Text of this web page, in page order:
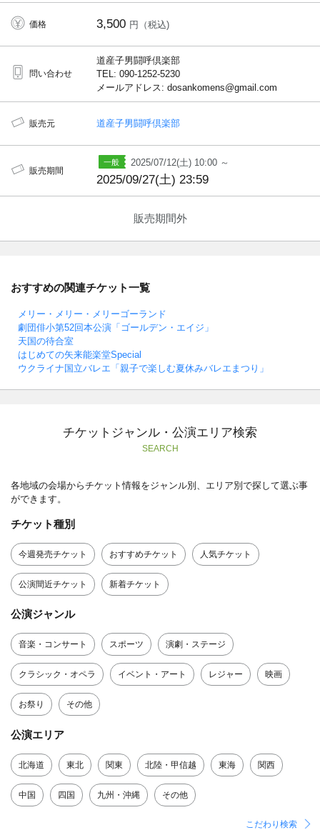
価格 3,500 円（税込)
問い合わせ
道産子男闘呼倶楽部
TEL: 090-1252-5230
メールアドレス: dosankomens@gmail.com
販売元 道産子男闘呼倶楽部
販売期間
2025/07/12(土) 10:00 ～
2025/09/27(土) 23:59
販売期間外
おすすめの関連チケット一覧
メリー・メリー・メリーゴーランド
劇団俳小第52回本公演「ゴールデン・エイジ」
天国の待合室
はじめての矢来能楽堂Special
ウクライナ国立バレエ「親子で楽しむ夏休みバレエまつり」
チケットジャンル・公演エリア検索
SEARCH
各地域の会場からチケット情報をジャンル別、エリア別で探して選ぶ事
ができます。
チケット種別
今週発売チケット おすすめチケット 人気チケット
公演間近チケット 新着チケット
公演ジャンル
音楽・コンサート スポーツ 演劇・ステージ
クラシック・オペラ イベント・アート レジャー 映画
お祭り その他
公演エリア
北海道 東北 関東 北陸・甲信越 東海 関西
中国 四国 九州・沖縄 その他
こだわり検索